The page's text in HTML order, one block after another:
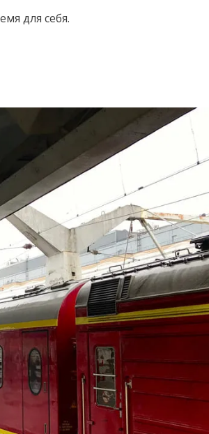
для себя.